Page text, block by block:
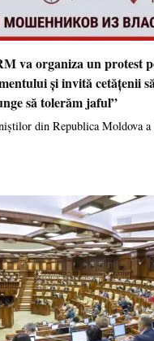
va organiza un protest
și invită cetățenii
să tolerăm jaful”
din Republica Moldova a